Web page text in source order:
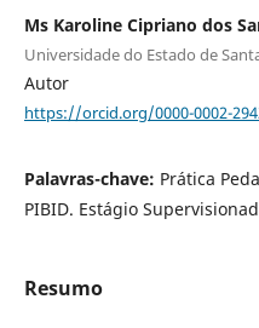
Ms Karoline Cipriano dos
Universidade do Estado de
Autor
https://orcid.org/0000-0002-
Palavras-chave: Prática
PIBID. Estágio
Resumo